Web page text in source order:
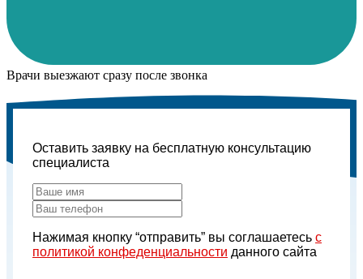
Врачи выезжают сразу после звонка
Оставить заявку на бесплатную консультацию
специалиста
Нажимая кнопку “отправить” вы соглашаетесь с
политикой конфеденциальности данного сайта